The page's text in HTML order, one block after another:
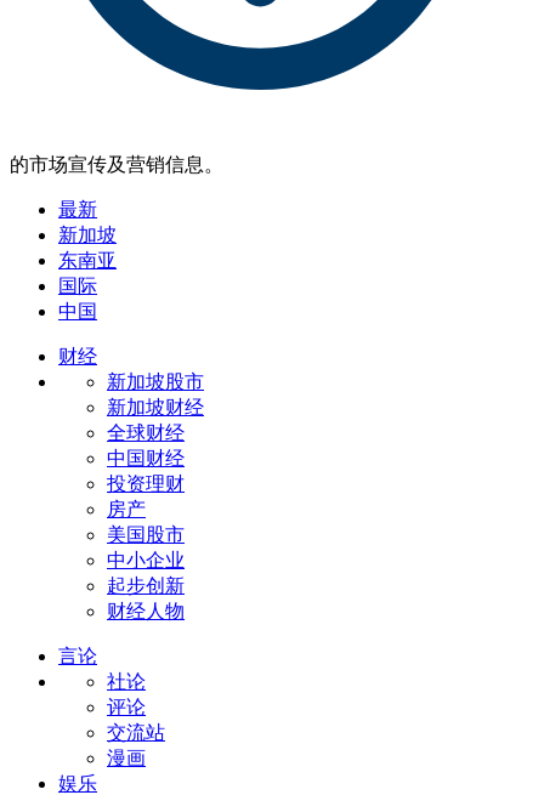
的市场宣传及营销信息。
最新
新加坡
东南亚
国际
中国
财经
新加坡股市
新加坡财经
全球财经
中国财经
投资理财
房产
美国股市
中小企业
起步创新
财经人物
言论
社论
评论
交流站
漫画
娱乐